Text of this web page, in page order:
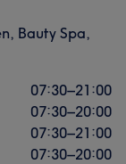
Bauty Spa,
07:30–21:00
07:30–20:00
07:30–21:00
07:30–20:00